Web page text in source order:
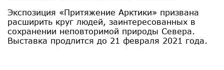
Экспозиция «Притяжение Арктики» призвана
расширить круг людей, заинтересованных в
сохранении неповторимой природы Севера.
Выставка продлится до 21 февраля 2021 года.